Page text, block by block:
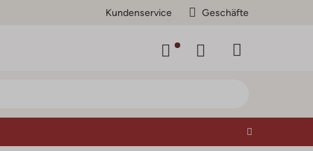
Kundenservice Geschäfte